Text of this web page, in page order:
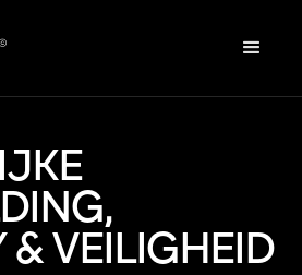
& VEILIGHEID